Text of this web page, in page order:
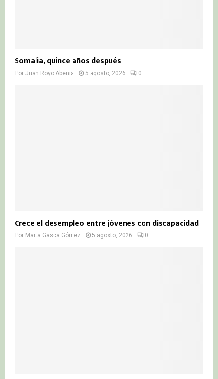
Somalia, quince años después
Por Juan Royo Abenia 5 agosto, 2026 0
Crece el desempleo entre jóvenes con discapacidad
Por Marta Gasca Gómez 5 agosto, 2026 0